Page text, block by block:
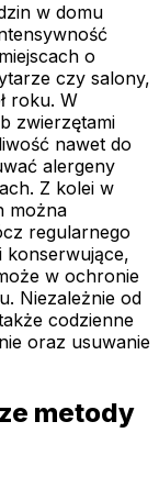
w domu
o
czy salony,
roku. W
zwierzętami
nawet do
alergeny
Z kolei w
można
regularnego
konserwujące,
w ochronie
Niezależnie od
codzienne
oraz usuwanie
metody